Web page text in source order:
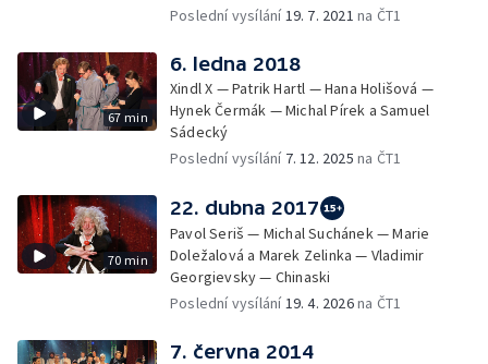
Poslední vysílání19. 7. 2021 na ČT1
67 min
6. ledna 2018
Xindl X — Patrik Hartl — Hana Holišová —
Hynek Čermák — Michal Pírek a Samuel
Sádecký
Poslední vysílání 7. 12. 2025 na ČT1
70 min
22. dubna 2017
Pavol Seriš — Michal Suchánek — Marie
Doležalová a Marek Zelinka — Vladimir
Georgievsky — Chinaski
Poslední vysílání19. 4. 2026na ČT1
7. června 2014